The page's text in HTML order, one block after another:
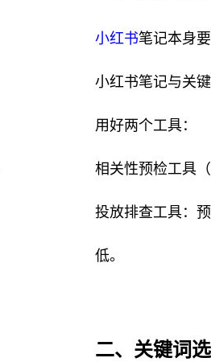
小红书笔记本身
小红书笔记与关
用好两个工具：
相关性预检工具
投放排查工具：
低。
二、关键词